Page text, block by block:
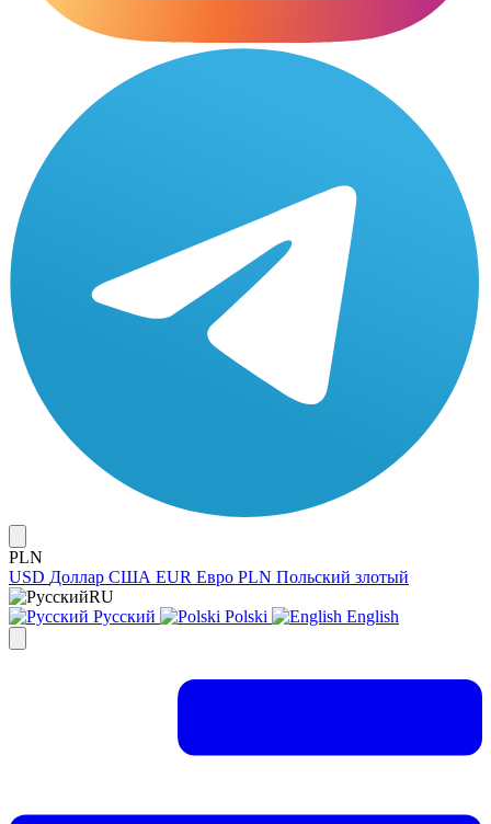
PLN
USD Доллар США EUR Евро PLN Польский злотый
RU
Русский
Polski English